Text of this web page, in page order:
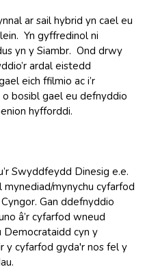
ar sail hybrid yn cael eu
Yn gyffredinol ni
yn y Siambr. Ond drwy
ardal eistedd
eich ffilmio ac i’r
bosibl gael eu defnyddio
hyfforddi.
Swyddfeydd Dinesig e.e.
mynychu cyfarfod
Gan ddefnyddio
â’r cyfarfod wneud
Democrataidd cyn y
y cyfarfod gyda'r nos fel y